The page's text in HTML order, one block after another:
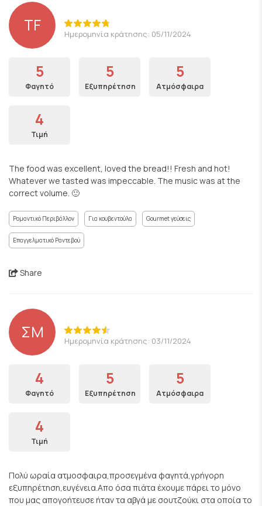
TF Ημερομηνία κράτησης: 05/11/2024
5
Φαγητό
5
Εξυπηρέτηση
5
Ατμόσφαιρα
4
Τιμή
The food was excellent, loved the bread!! Fresh and hot!
Whatever we tasted was impeccable. The music was at the
correct volume. 🙂
Ρομαντικό Περιβάλλον Για κουβεντούλα Gourmet γεύσεις
Επαγγελματικό Ραντεβού
Share
ΣΜ Ημερομηνία κράτησης: 03/11/2024
4
Φαγητό
5
Εξυπηρέτηση
5
Ατμόσφαιρα
4
Τιμή
Πολύ ωραία ατμοσφαιρα,προσεγμένα φαγητά,γρήγορη
εξυπηρέτηση,ευγένεια.Απο όσα πιάτα έχουμε πάρει το μόνο
που μας απογοήτευσε ήταν τα αβγά με σουτζούκι στα οποία το